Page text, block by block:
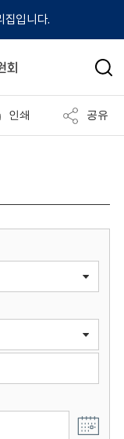
집입니다.
검
인쇄 공유